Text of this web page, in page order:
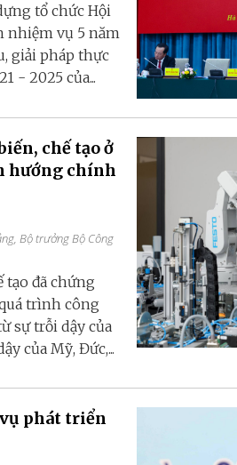
tổ chức Hội
vụ 5 năm
giải pháp thực
- 2025 của...
chế tạo ở
hướng chính
Bộ trưởng Bộ Công
tạo đã chứng
trình công
sự trỗi dậy của
của Mỹ, Đức,...
phát triển